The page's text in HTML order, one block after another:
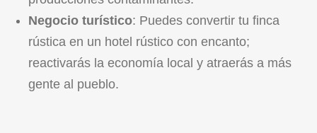
Negocio turístico: Puedes convertir tu finca
rústica en un hotel rústico con encanto;
reactivarás la economía local y atraerás a más
gente al pueblo.